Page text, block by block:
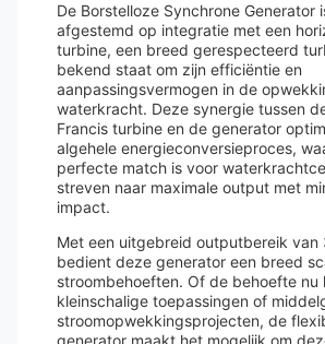
De Borstelloze Synchrone Generator
afgestemd op integratie met een
turbine, een breed gerespecteerd
bekend staat om zijn efficiëntie en
aanpassingsvermogen in de
waterkracht. Deze synergie tussen
Francis turbine en de generator
algehele energieconversieproces,
perfecte match is voor
streven naar maximale output met
impact.
Met een uitgebreid outputbereik van
bedient deze generator een breed
stroombehoeften. Of de behoefte nu
kleinschalige toepassingen of
stroomopwekkingsprojecten, de
generator maakt het mogelijk om